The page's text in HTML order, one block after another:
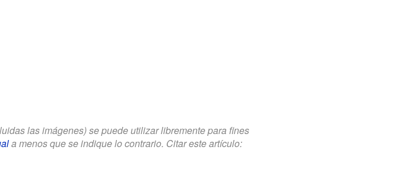
las imágenes) se puede utilizar libremente para fines
a menos que se indique lo contrario. Citar este artículo: